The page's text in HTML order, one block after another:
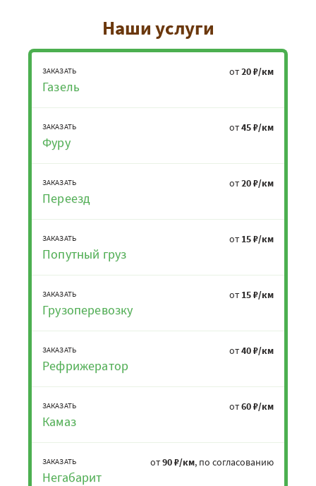
Наши услуги
ЗАКАЗАТЬ
Газель
от20 ₽/км
ЗАКАЗАТЬ
Фуру
от45 ₽/км
ЗАКАЗАТЬ
Переезд
от20 ₽/км
ЗАКАЗАТЬ
Попутный груз
от 15 ₽/км
ЗАКАЗАТЬ
Грузоперевозку
от 15 ₽/км
ЗАКАЗАТЬ
Рефрижератор
от40 ₽/км
ЗАКАЗАТЬ
Камаз
от60 ₽/км
ЗАКАЗАТЬ
Негабарит
от90 ₽/км, по согласованию